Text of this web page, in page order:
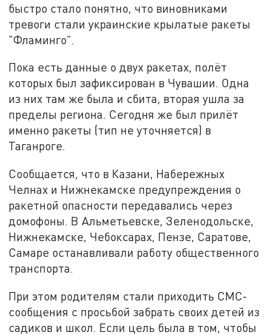
быстро стало понятно, что виновниками
тревоги стали украинские крылатые ракеты
"Фламинго".
Пока есть данные о двух ракетах, полёт
которых был зафиксирован в Чувашии. Одна
из них там же была и сбита, вторая ушла за
пределы региона. Сегодня же был прилёт
именно ракеты (тип не уточняется) в
Таганроге.
Сообщается, что в Казани, Набережных
Челнах и Нижнекамске предупреждения о
ракетной опасности передавались через
домофоны. В Альметьевске, Зеленодольске,
Нижнекамске, Чебоксарах, Пензе, Саратове,
Самаре останавливали работу общественного
транспорта.
При этом родителям стали приходить СМС-
сообщения с просьбой забрать своих детей из
садиков и школ. Если цель была в том, чтобы